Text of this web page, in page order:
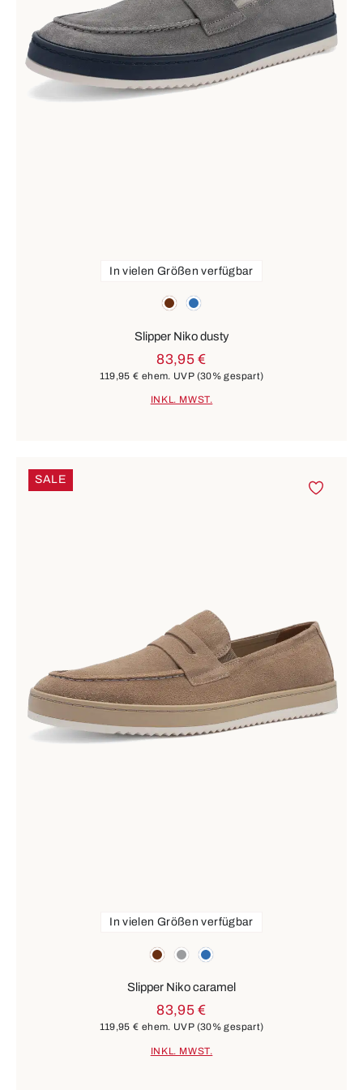
braunblau
In vielen Größen verfügbar
Slipper Niko dusty
83,95 €
119,95 € ehem. UVP (30% gespart)
INKL. MWST.
SALE
braungrau blau
In vielen Größen verfügbar
Slipper Niko caramel
83,95 €
119,95 € ehem. UVP (30% gespart)
INKL. MWST.